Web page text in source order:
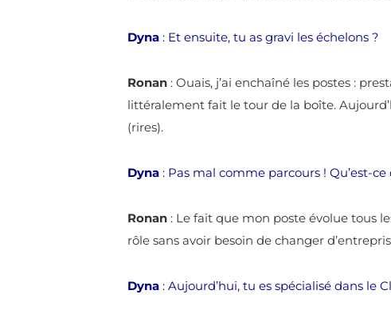
Dyna : Et ensuite, tu as gravi les échelons ?
Ronan : Ouais, j’ai enchaîné les postes :
littéralement fait le tour de la boîte.
(rires).
Dyna : Pas mal comme parcours ! Qu’est-
Ronan : Le fait que mon poste évolue tous
rôle sans avoir besoin de changer
Dyna : Aujourd’hui, tu es spécialisé dans le